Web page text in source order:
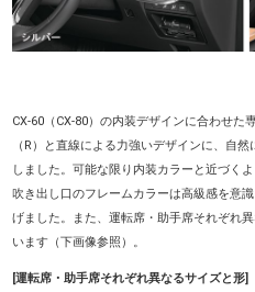
CX-60（CX-80）の内装デザインに合わせた
（R）と直線による力強いデザインに、自
しました。可能な限り内装カラーと近づく
吹き出し口のフレームカラーは高級感を意
げました。また、運転席・助手席それぞれ
います（下画像参照）。
[運転席・助手席それぞれ異なるサイズと形]